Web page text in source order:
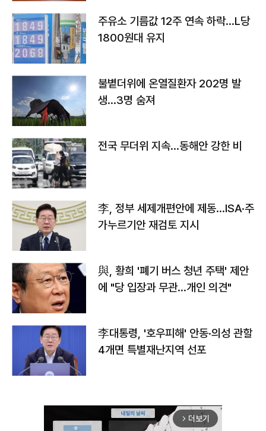
주유소 기름값 12주 연속 하락…L당
1800원대 유지
불볕더위에 온열질환자 202명 발
생…3명 숨져
전국 무더위 지속…동해안 강한 비
李, 정부 세제개편안에 제동…ISA·주
가누르기안 재검토 지시
與, 황희 '폐기 버스 청년 주택' 제안
에 "당 입장과 무관…개인 의견"
李대통령, '호우피해' 안동·의성 관할
4개면 특별재난지역 선포
arrow_forward_ios 더보기